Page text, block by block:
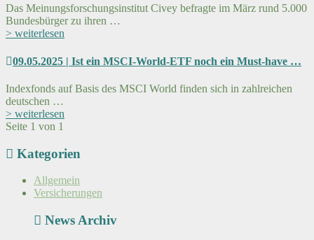
Das Meinungsforschungsinstitut Civey befragte im März rund 5.000
Bundesbürger zu ihren …
> weiterlesen
09.05.2025 | Ist ein MSCI-World-ETF noch ein Must-have …
Indexfonds auf Basis des MSCI World finden sich in zahlreichen
deutschen …
> weiterlesen
Seite 1 von 1
Kategorien
Allgemein
Versicherungen
News Archiv